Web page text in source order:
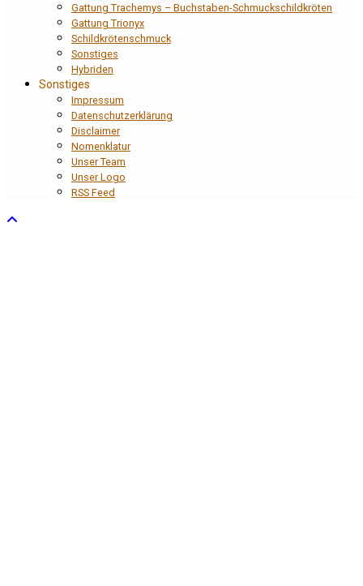
Gattung Trachemys – Buchstaben-Schmuckschildkröten
Gattung Trionyx
Schildkrötenschmuck
Sonstiges
Hybriden
Sonstiges
Impressum
Datenschutzerklärung
Disclaimer
Nomenklatur
Unser Team
Unser Logo
RSS Feed